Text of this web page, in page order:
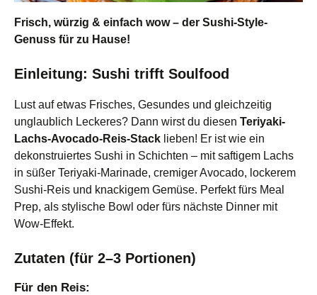
Frisch, würzig & einfach wow – der Sushi-Style-
Genuss für zu Hause!
Einleitung: Sushi trifft Soulfood
Lust auf etwas Frisches, Gesundes und gleichzeitig
unglaublich Leckeres? Dann wirst du diesen Teriyaki-
Lachs-Avocado-Reis-Stack lieben! Er ist wie ein
dekonstruiertes Sushi in Schichten – mit saftigem Lachs
in süßer Teriyaki-Marinade, cremiger Avocado, lockerem
Sushi-Reis und knackigem Gemüse. Perfekt fürs Meal
Prep, als stylische Bowl oder fürs nächste Dinner mit
Wow-Effekt.
Zutaten (für 2–3 Portionen)
Für den Reis: